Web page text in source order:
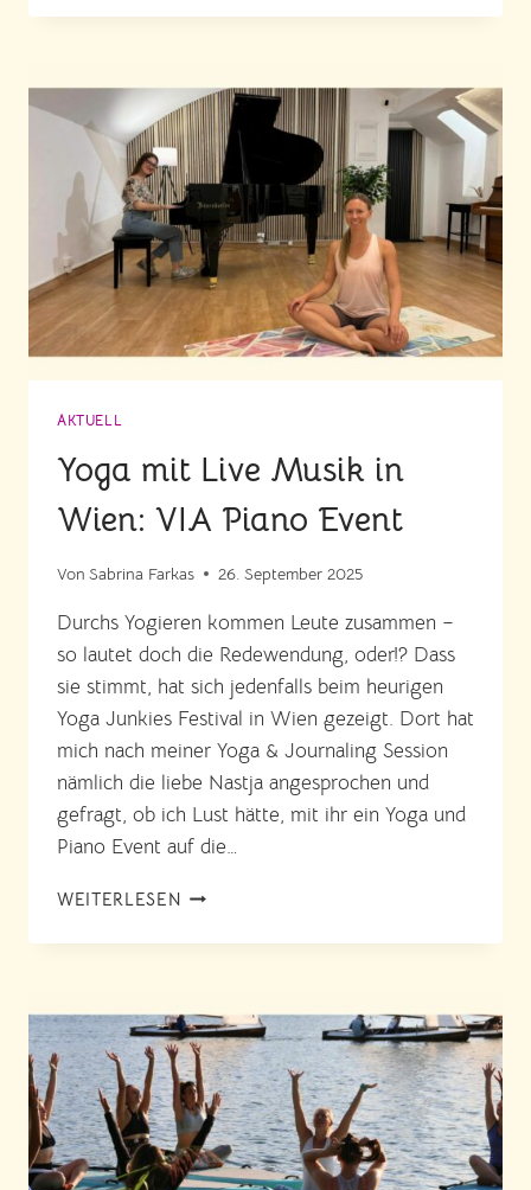
YIN
KLAVIER
EVENT
IN
WIEN
AKTUELL
Yoga mit Live Musik in
Wien: VIA Piano Event
Von Sabrina Farkas 26. September 2025
Durchs Yogieren kommen Leute zusammen –
so lautet doch die Redewendung, oder!? Dass
sie stimmt, hat sich jedenfalls beim heurigen
Yoga Junkies Festival in Wien gezeigt. Dort hat
mich nach meiner Yoga & Journaling Session
nämlich die liebe Nastja angesprochen und
gefragt, ob ich Lust hätte, mit ihr ein Yoga und
Piano Event auf die…
WEITERLESEN YOGA
LIVE
WIEN:
VIA
PIANO
EVENT